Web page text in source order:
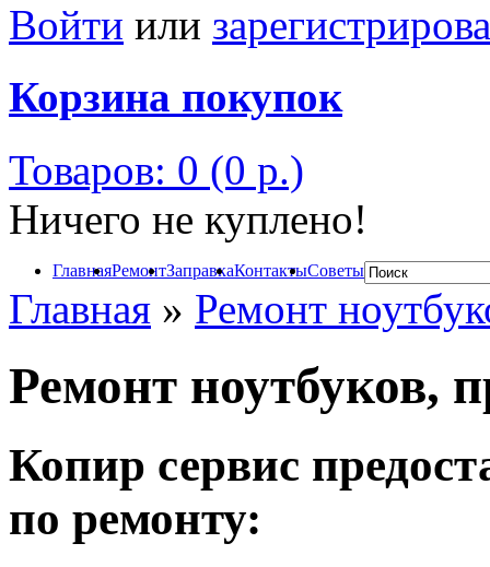
Войти или
Корзина покупок
Товаров: 0 (0 р.)
Ничего не куплено!
ГлавнаяРемонтЗаправкаКонтактыСоветы
Главная » Ремонт
Ремонт ноутбуков,
Копир сервис
по ремонту: